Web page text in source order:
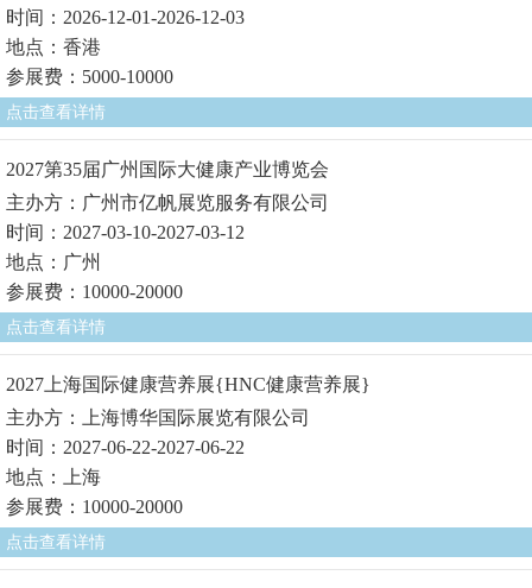
时间：2026-12-01-2026-12-03
地点：香港
参展费：5000-10000
点击查看详情
2027第35届广州国际大健康产业博览会
主办方：广州市亿帆展览服务有限公司
时间：2027-03-10-2027-03-12
地点：广州
参展费：10000-20000
点击查看详情
2027上海国际健康营养展{HNC健康营养展}
主办方：上海博华国际展览有限公司
时间：2027-06-22-2027-06-22
地点：上海
参展费：10000-20000
点击查看详情